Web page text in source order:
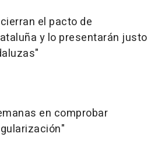
el pacto de
y lo presentarán justo
en comprobar